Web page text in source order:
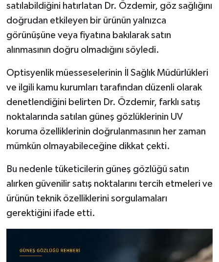
satılabildiğini hatırlatan Dr. Özdemir, göz sağlığını
doğrudan etkileyen bir ürünün yalnızca
görünüşüne veya fiyatına bakılarak satın
alınmasının doğru olmadığını söyledi.
Optisyenlik müesseselerinin İl Sağlık Müdürlükleri
ve ilgili kamu kurumları tarafından düzenli olarak
denetlendiğini belirten Dr. Özdemir, farklı satış
noktalarında satılan güneş gözlüklerinin UV
koruma özelliklerinin doğrulanmasının her zaman
mümkün olmayabileceğine dikkat çekti.
Bu nedenle tüketicilerin güneş gözlüğü satın
alırken güvenilir satış noktalarını tercih etmeleri ve
ürünün teknik özelliklerini sorgulamaları
gerektiğini ifade etti.